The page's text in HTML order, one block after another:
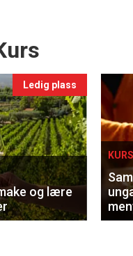
Ledig plass
og lære